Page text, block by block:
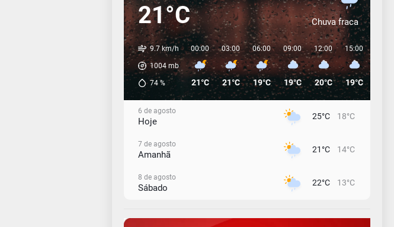
21°C Chuva fraca
9.7 km/h
1004mb
74%
00:00
21°C
03:00
21°C
06:00
19°C
09:00
19°C
12:00
20°C
15:00
19°C
6 de agosto
Hoje 25°C 18°C
7 de agosto
Amanhã 21°C 14°C
8 de agosto
Sábado 22°C 13°C
Domingo